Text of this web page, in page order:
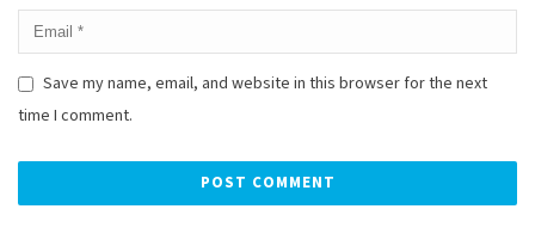
Save my name, email, and website in this browser for the next
time I comment.